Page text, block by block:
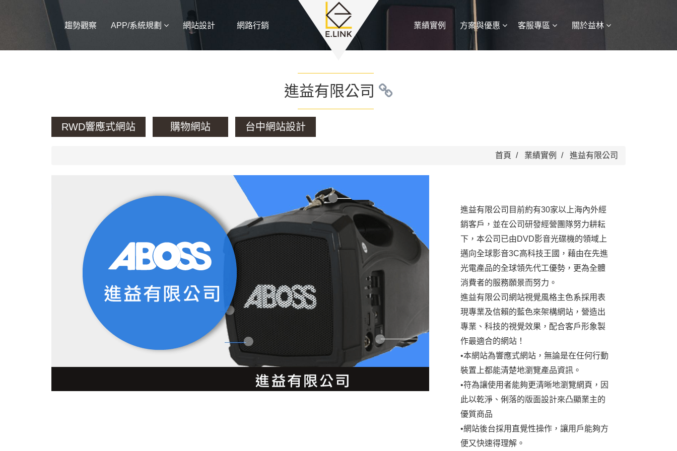
趨勢觀察 APP/系統規劃 網站設計 網路行銷 業績實例 方案與優惠 客服專區 關於益林
進益有限公司
RWD響應式網站 購物網站 台中網站設計
首頁 業績實例 進益有限公司
進益有限公司目前約有30家以上海內外經
銷客戶，並在公司研發經營團隊努力耕耘
下，本公司已由DVD影音光碟機的領域上
邁向全球影音3C高科技王國，藉由在先進
光電產品的全球領先代工優勢，更為全體
消費者的服務願景而努力。
進益有限公司網站視覺風格主色系採用表
現專業及信賴的藍色來架構網站，營造出
專業、科技的視覺效果，配合客戶形象製
作最適合的網站！
•本網站為響應式網站，無論是在任何行動
裝置上都能清楚地瀏覽產品資訊。
•符為讓使用者能夠更清晰地瀏覽網頁，因
此以乾淨、俐落的版面設計來凸顯業主的
優質商品
•網站後台採用直覺性操作，讓用戶能夠方
便又快速得理解。